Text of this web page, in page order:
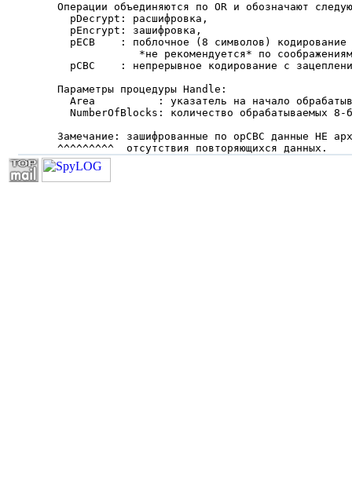
Операции объединяются по OR и обозначают
  pDecrypt: расшифровка,
  pEncrypt: зашифровка,
pECB    : поблочное (8 символов) кодирование
*не рекомендуется* по
pCBC    : непрерывное кодирование с
Параметры процедуры Handle:
Area          : указатель на начало
NumberOfBlocks: количество обрабатываемых 8-
Замечание: зашифрованные по opCBC данные НЕ
^^^^^^^^^  отсутствия повторяющихся данных.